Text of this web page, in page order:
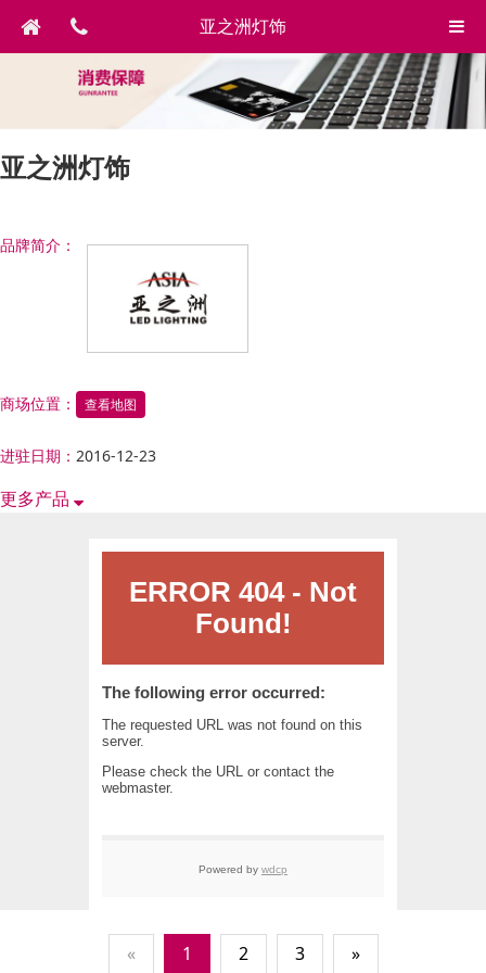
亚之洲灯饰
亚之洲灯饰
品牌简介：
商场位置： 查看地图
进驻日期： 2016-12-23
更多产品
« 1 2 3 »